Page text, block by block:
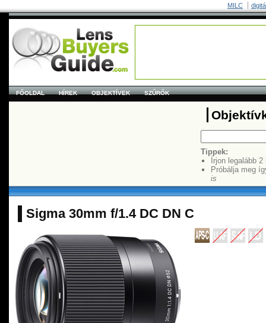
MILC
FŐOLDAL HÍREK OBJEKTÍVEK SZŰRŐK
Tippek:
Írjon legalább
Próbálja meg
is
Sigma 30mm f/1.4 DC DN C